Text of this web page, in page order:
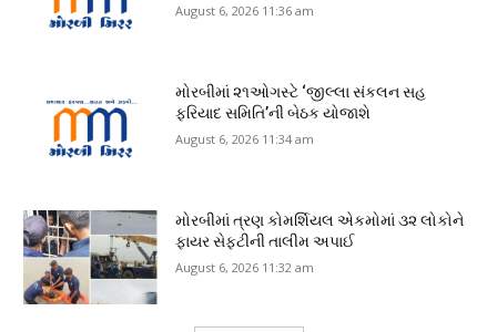
August 6, 2026 11:36 am
મોરબીમાં ૨૧ઓગસ્ટે ‘જીલ્લા સંકલન સહ
ફરિયાદ સમિતિ’ની બેઠક યોજાશે
August 6, 2026 11:34 am
મોરબીમાં ત્રણ કોમર્શિયલ એકમોમાં ૩૨ લોકોને
ફાયર સેફ્ટીની તાલીમ અપાઈ
August 6, 2026 11:32 am